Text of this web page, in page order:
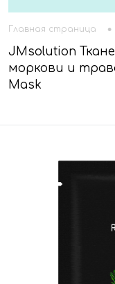
Главная страница •
JMsolution
моркови и
Mask